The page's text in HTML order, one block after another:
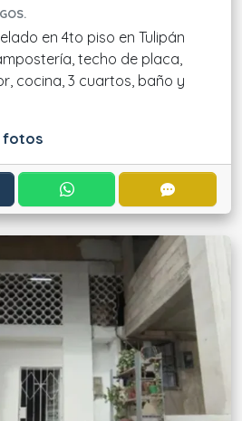
en 4to piso en Tulipán
techo de placa,
cocina, 3 cuartos, baño y
fotos
CONTACTAR POR